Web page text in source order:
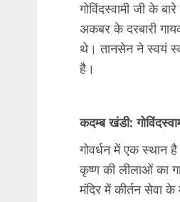
गोविंदस्वामी जी के
अकबर के दरबारी
थे। तानसेन ने स्वयं
है।
कदम्ब खंडी:
गोवर्धन में एक स्थान
कृष्ण की लीलाओं का
मंदिर में कीर्तन सेवा